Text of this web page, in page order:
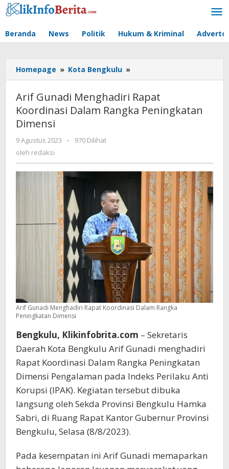
Lewati
ke
Beranda News Politik Hukum & Kriminal
Homepage » Kota Bengkulu »
Gunadi
Rapat
Koordinasi
Arif Gunadi Menghadiri Rapat
Koordinasi Dalam Rangka Peningkatan
Dimensi
9 Agustus 2023
oleh
-
970 Dilihat
oleh redaksi
Arif Gunadi Menghadiri Rapat Koordinasi Dalam Rangka
Peningkatan Dimensi
Bengkulu, Klikinfobrita.com – Sekretaris
Daerah Kota Bengkulu Arif Gunadi menghadiri
Rapat Koordinasi Dalam Rangka Peningkatan
Dimensi Pengalaman pada Indeks Perilaku Anti
Korupsi (IPAK). Kegiatan tersebut dibuka
langsung oleh Sekda Provinsi Bengkulu Hamka
Sabri, di Ruang Rapat Kantor Gubernur Provinsi
Bengkulu, Selasa (8/8/2023).
Pada kesempatan ini Arif Gunadi memaparkan